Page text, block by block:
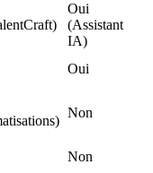
Oui
(Assistant
IA)
Oui
Non
Non